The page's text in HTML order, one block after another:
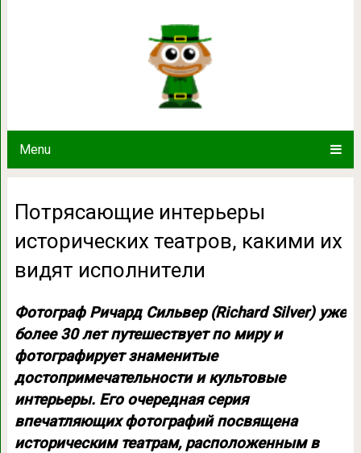
Menu
Потрясающие интерьеры
Потрясающие интерьеры
исторических театров, какими их
видят исполнители
Фотограф Ричард Сильвер (Richard Silver) уже
более 30 лет путешествует по миру и
фотографирует знаменитые
достопримечательности и культовые
интерьеры. Его очередная серия
впечатляющих фотографий посвящена
историческим театрам, расположенным в